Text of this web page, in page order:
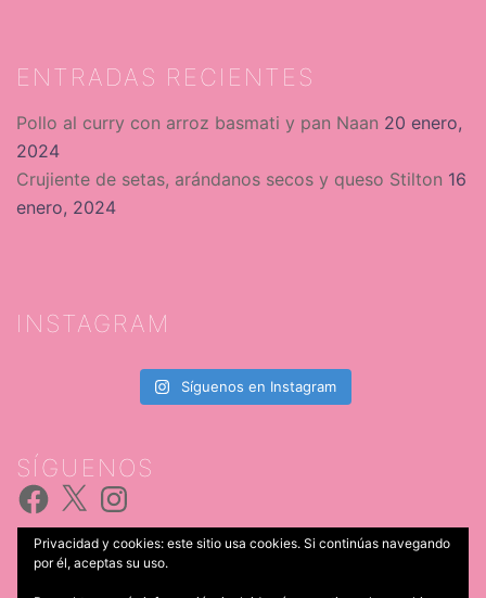
ENTRADAS RECIENTES
Pollo al curry con arroz basmati y pan Naan 20 enero,
2024
Crujiente de setas, arándanos secos y queso Stilton 16
enero, 2024
INSTAGRAM
Síguenos en Instagram
SÍGUENOS
Facebook
X Instagram
Privacidad y cookies: este sitio usa cookies. Si continúas navegando
por él, aceptas su uso.